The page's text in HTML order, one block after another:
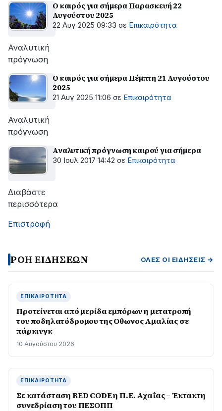
Ο καιρός για σήμερα Παρασκευή 22
Αυγούστου 2025
22 Αυγ 2025 09:33 σε Επικαιρότητα
Αναλυτική
πρόγνωση
Ο καιρός για σήμερα Πέμπτη 21 Αυγούστου
2025
21 Αυγ 2025 11:06 σε Επικαιρότητα
Αναλυτική
πρόγνωση
Αναλυτική πρόγνωση καιρού για σήμερα
30 Ιουλ 2017 14:42 σε Επικαιρότητα
Διαβάστε
περισσότερα
Επιστροφή
ΡΟΗ ΕΙΔΗΣΕΩΝ ΌΛΕΣ ΟΙ ΕΙΔΉΣΕΙΣ →
ΕΠΙΚΑΙΡΌΤΗΤΑ
Προτείνεται από μερίδα εμπόρων η μετατροπή
του ποδηλατόδρομου της Οθωνος Αμαλίας σε
πάρκινγκ
10 Αυγούστου 2026
ΕΠΙΚΑΙΡΌΤΗΤΑ
Σε κατάσταση RED CODE η Π.Ε. Αχαΐας – Έκτακτη
συνεδρίαση του ΠΕΣΟΠΠ